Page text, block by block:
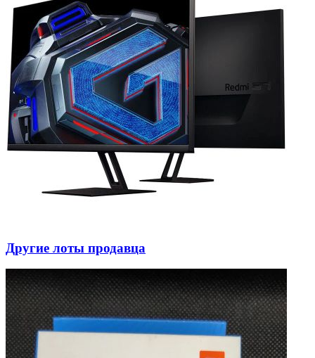
Другие лоты продавца